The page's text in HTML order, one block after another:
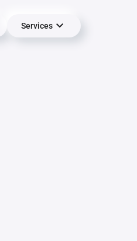
Services